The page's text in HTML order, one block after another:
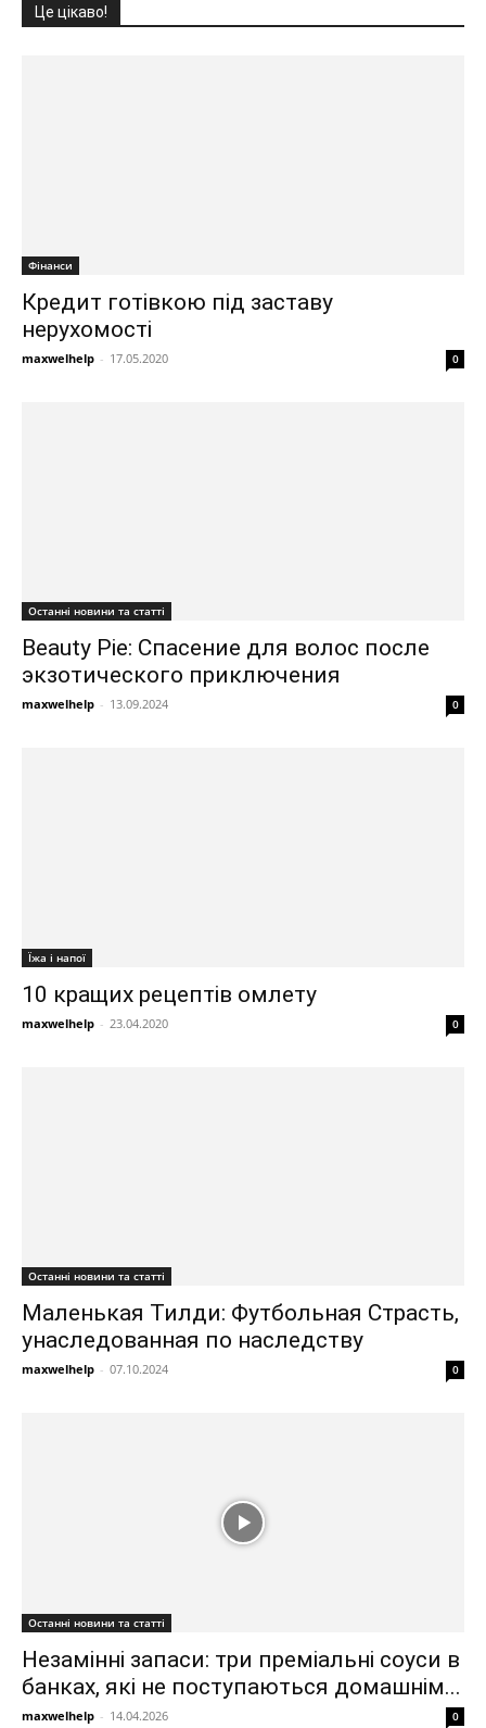
Це цікаво!
Фінанси
Кредит готівкою під заставу
нерухомості
maxwelhelp - 17.05.2020 0
Останні новини та статті
Beauty Pie: Спасение для волос после
экзотического приключения
maxwelhelp - 13.09.2024 0
Їжа і напої
10 кращих рецептів омлету
maxwelhelp - 23.04.2020 0
Останні новини та статті
Маленькая Тилди: Футбольная Страсть,
унаследованная по наследству
maxwelhelp - 07.10.2024 0
Останні новини та статті
Незамінні запаси: три преміальні соуси в
банках, які не поступаються домашнім...
maxwelhelp - 14.04.2026 0